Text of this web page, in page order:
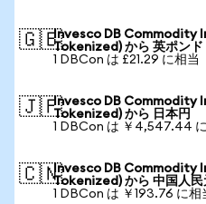
🇬🇧Invesco DB Commodity
Tokenized) から 英ポンド
1 DBCon は £21.29 に相当
🇯🇵Invesco DB Commodity
Tokenized) から 日本円
1 DBCon は ￥4,547.44
🇨🇳Invesco DB Commodity
Tokenized) から 中国人民
1 DBCon は ￥193.76 に相